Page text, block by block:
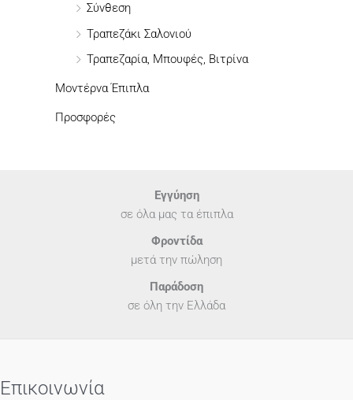
Σύνθεση
Τραπεζάκι Σαλονιού
Τραπεζαρία, Μπουφές, Βιτρίνα
Μοντέρνα Έπιπλα
Προσφορές
Εγγύηση
σε όλα μας τα έπιπλα
Φροντίδα
μετά την πώληση
Παράδοση
σε όλη την Ελλάδα
Επικοινωνία